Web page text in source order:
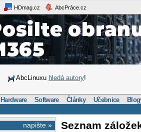
HDmag.cz AbcPráce.cz
AbcLinuxu hledá autory!
Hardware Software Články Učebnice
napište » Seznam